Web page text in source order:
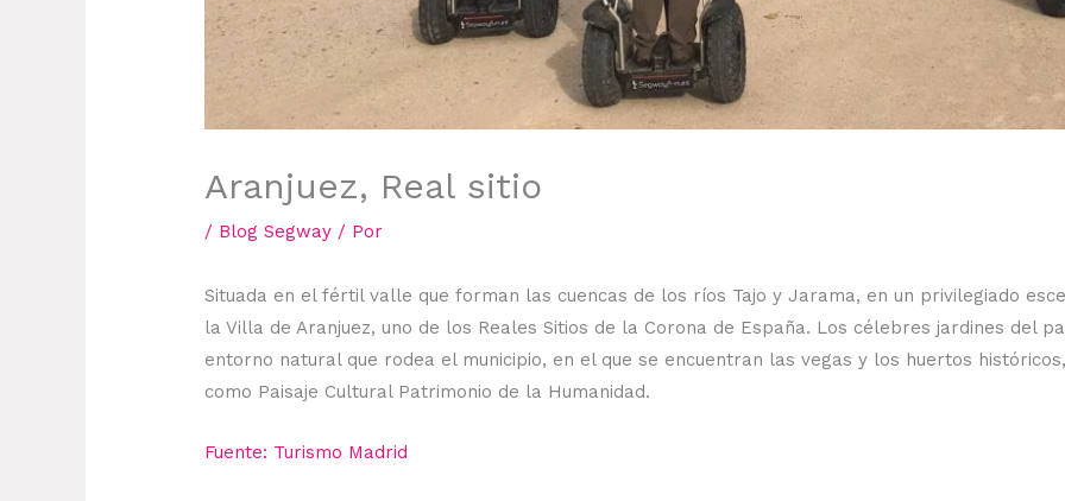
Aranjuez, Real sitio
/ Blog Segway / Por
Situada en el fértil valle que forman las cuencas de los ríos Tajo y Jarama, en un privilegiado
la Villa de Aranjuez, uno de los Reales Sitios de la Corona de España. Los célebres jardines del
entorno natural que rodea el municipio, en el que se encuentran las vegas y los huertos
como Paisaje Cultural Patrimonio de la Humanidad.
Fuente: Turismo Madrid